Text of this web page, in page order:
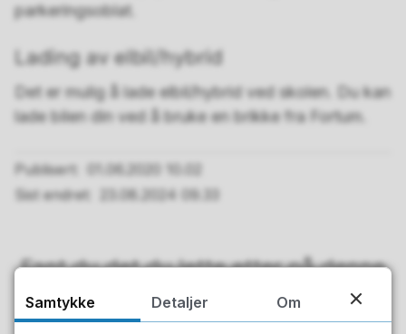
parkeringsoblat.
Lading av elbil/hybrid
Det er mulig å lade elbil/hybrid ved skolen. Du kan
lade bilen din ved å bruke en brikke fra Fortum.
Publisert
01.06.2020 10.02
Sist endret
23.08.2024 09.33
Fant du det du lette etter på denne
siden?
Samtykke Detaljer Om